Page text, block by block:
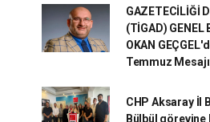
GAZETECİLİĞİ
(TİGAD) GENEL
OKAN
Temmuz
CHP Aksaray İl
Bülbül görevine